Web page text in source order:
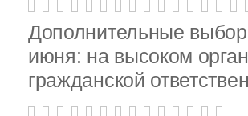
Дополнительные
июня: на высоком
гражданской